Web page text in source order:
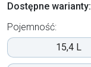
Dostępne warianty:
Pojemność:
15,4 L